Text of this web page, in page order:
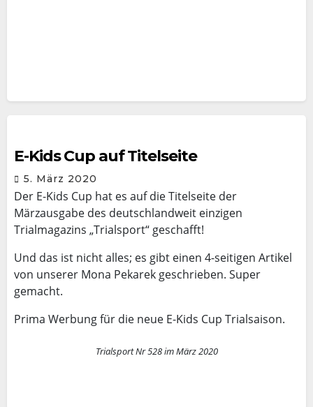
E-Kids Cup auf Titelseite
5. März 2020
Der E-Kids Cup hat es auf die Titelseite der
Märzausgabe des deutschlandweit einzigen
Trialmagazins „Trialsport“ geschafft!
Und das ist nicht alles; es gibt einen 4-seitigen Artikel
von unserer Mona Pekarek geschrieben. Super
gemacht.
Prima Werbung für die neue E-Kids Cup Trialsaison.
Trialsport Nr 528 im März 2020